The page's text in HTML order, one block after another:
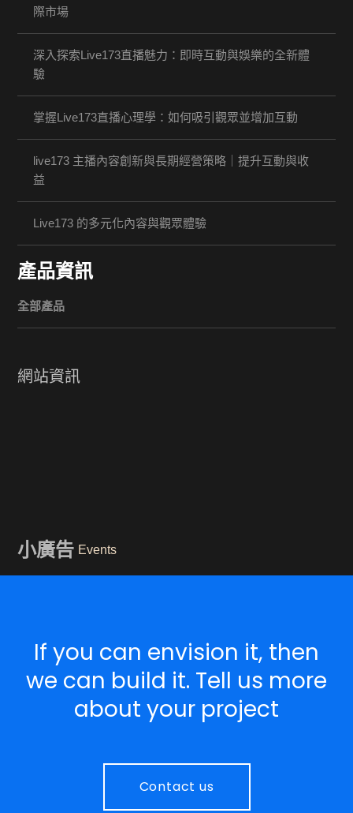
際市場
深入探索Live173直播魅力：即時互動與娛樂的全新體
驗
掌握Live173直播心理學：如何吸引觀眾並增加互動
live173 主播內容創新與長期經營策略｜提升互動與收
益
Live173 的多元化內容與觀眾體驗
產品資訊
全部產品
網站資訊
小廣告 Events
If you can envision it, then
we can build it. Tell us more
about your project
Contact us